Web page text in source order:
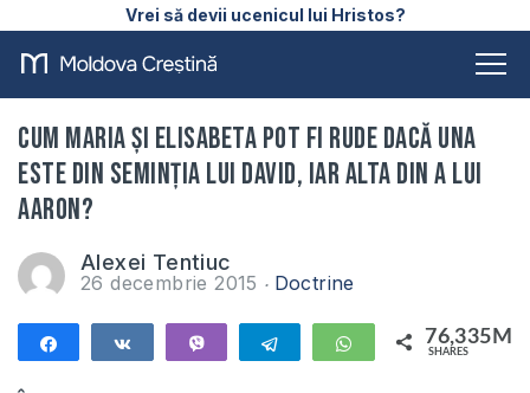
Vrei să devii ucenicul lui Hristos?
Cum Maria și Elisabeta pot fi rude dacă una
este din seminția lui David, iar alta din a lui
Aaron?
Alexei Tentiuc
26 decembrie 2015 Doctrine
Share Share Telegram WhatsApp76,335M
SHARES